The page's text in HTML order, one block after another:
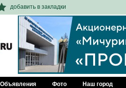
добавить в закладки
Объявления Фото Наш город